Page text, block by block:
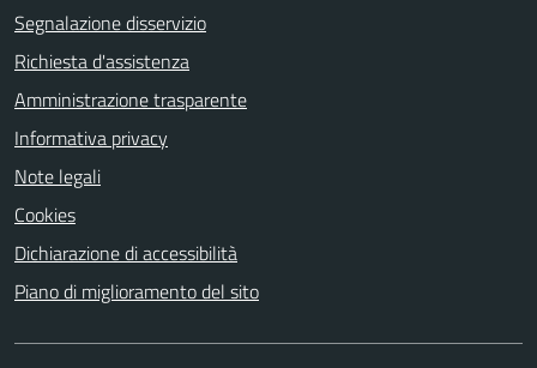
Segnalazione disservizio
Richiesta d'assistenza
Amministrazione trasparente
Informativa privacy
Note legali
Cookies
Dichiarazione di accessibilità
Piano di miglioramento del sito